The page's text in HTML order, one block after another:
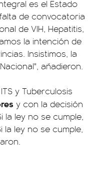
es el Estado
de convocatoria
de VIH, Hepatitis,
la intención de
Insistimos, la
añadieron.
y Tuberculosis
y con la decisión
la ley no se cumple,
la ley no se cumple,